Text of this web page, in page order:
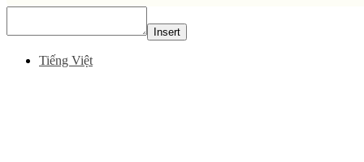
Insert
Tiếng Việt